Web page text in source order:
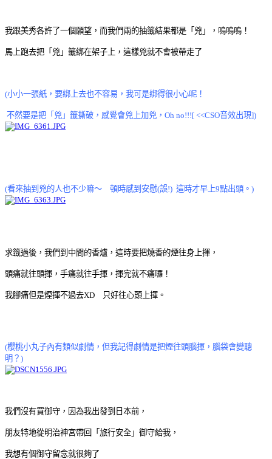
我跟美秀各許了一個願望，而我們兩的抽籤結果都是「兇」，嗚嗚嗚！
馬上跑去把「兇」籤綁在架子上，這樣兇就不會被帶走了
(小小一張紙，要綁上去也不容易，我可是綁得很小心呢！
不然要是把「兇」籤撕破，感覺會兇上加兇，Oh no!!![ <<CSO音效出現])
(看來抽到兇的人也不少嘛～ 頓時感到安慰(誤!) 這時才早上9點出頭。)
求籤過後，我們到中間的香爐，這時要把燒香的煙往身上揮，
頭痛就往頭揮，手痛就往手揮，揮完就不痛囉！
我腳痛但是煙揮不過去XD 只好往心頭上揮。
(櫻桃小丸子內有類似劇情，但我記得劇情是把煙往頭腦揮，腦袋會變聰
明？)
我們沒有買御守，因為我出發到日本前，
朋友特地從明治神宮帶回「旅行安全」御守給我，
我想有個御守留念就很夠了